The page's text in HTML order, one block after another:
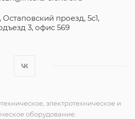
Остаповский проезд, 5с1,
3, офис 569
электротехническое и
оборудование.